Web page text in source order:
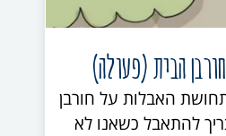
הבית (פעולה)
האבלות על חורבן
להתאבל כשאנו לא